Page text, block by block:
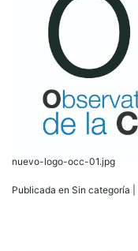
nuevo-logo-occ-01.jpg
Publicada en Sin categoría